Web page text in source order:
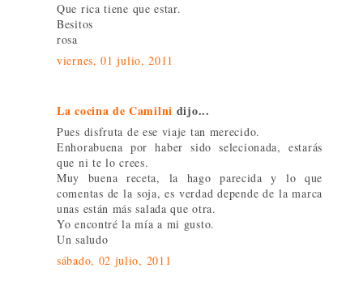
Que rica tiene que estar.
Besitos
rosa
viernes, 01 julio, 2011
La cocina de Camilni dijo...
Pues disfruta de ese viaje tan merecido.
Enhorabuena por haber sido selecionada, estarás
que ni te lo crees.
Muy buena receta, la hago parecida y lo que
comentas de la soja, es verdad depende de la marca
unas están más salada que otra.
Yo encontré la mía a mi gusto.
Un saludo
sábado, 02 julio, 2011